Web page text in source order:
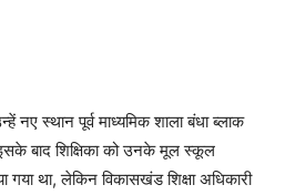
नए स्थान पूर्व माध्यमिक शाला बंधा ब्लाक
बाद शिक्षिका को उनके मूल स्कूल
गया था, लेकिन विकासखंड शिक्षा अधिकारी